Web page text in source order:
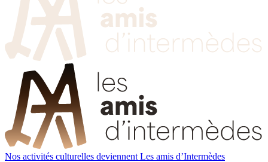
Nos activités culturelles deviennent Les amis d’Intermèdes